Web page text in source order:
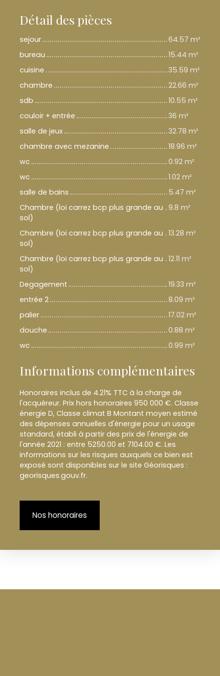
Détail des pièces
sejour
64.57 m²
bureau
15.44 m²
cuisine
35.59 m²
chambre
22.66 m²
sdb
10.55 m²
couloir + entrée
36 m²
salle de jeux
32.78 m²
chambre avec mezanine
18.96 m²
wc
0.92 m²
wc
1.02 m²
salle de bains
5.47 m²
Chambre (loi carrez bcp plus grande au
sol)
9.8 m²
Chambre (loi carrez bcp plus grande au
sol)
13.28 m²
Chambre (loi carrez bcp plus grande au
sol)
12.11 m²
Degagement
19.33 m²
entrée 2
8.09 m²
palier
17.02 m²
douche
0.88 m²
wc
0.99 m²
Informations complémentaires
Honoraires inclus de 4.21% TTC à la charge de
l'acquéreur. Prix hors honoraires 950 000 €. Classe
énergie D, Classe climat B Montant moyen estimé
des dépenses annuelles d'énergie pour un usage
standard, établi à partir des prix de l'énergie de
l'année 2021 : entre 5250.00 et 7104.00 €. Les
informations sur les risques auxquels ce bien est
exposé sont disponibles sur le site Géorisques :
georisques.gouv.fr.
Nos honoraires